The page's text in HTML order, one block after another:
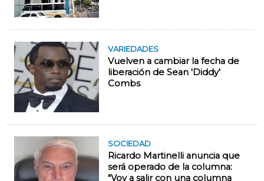
VARIEDADES
Vuelven a cambiar la fecha de
liberación de Sean 'Diddy'
Combs
SOCIEDAD
Ricardo Martinelli anuncia que
será operado de la columna:
"Voy a salir con una columna